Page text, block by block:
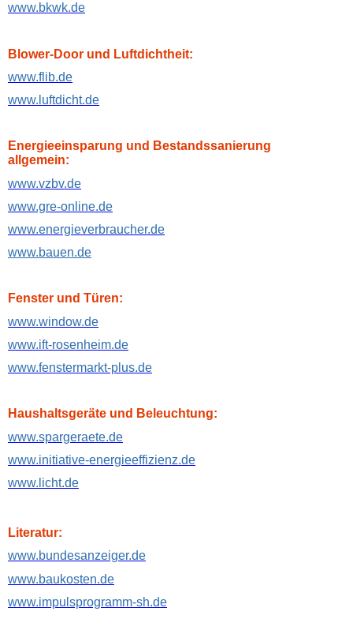
www.bkwk.de
Blower-Door und Luftdichtheit:
www.flib.de
www.luftdicht.de
Energieeinsparung und Bestandssanierung
allgemein:
www.vzbv.de
www.gre-online.de
www.energieverbraucher.de
www.bauen.de
Fenster und Türen:
www.window.de
www.ift-rosenheim.de
www.fenstermarkt-plus.de
Haushaltsgeräte und Beleuchtung:
www.spargeraete.de
www.initiative-energieeffizienz.de
www.licht.de
Literatur:
www.bundesanzeiger.de
www.baukosten.de
www.impulsprogramm-sh.de